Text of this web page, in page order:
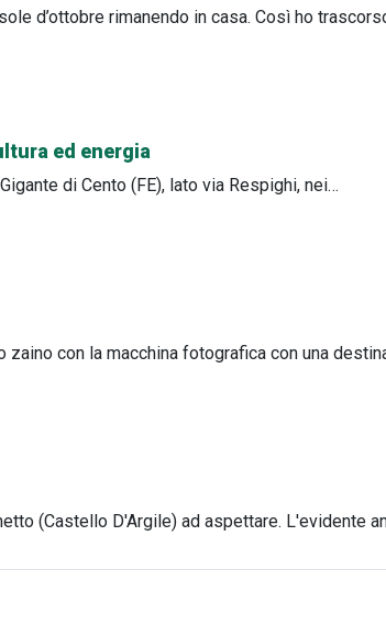
d’ottobre rimanendo in casa. Così ho
ed energia
di Cento (FE), lato via Respighi, nei…
con la macchina fotografica con una
(Castello D'Argile) ad aspettare. L'evidente